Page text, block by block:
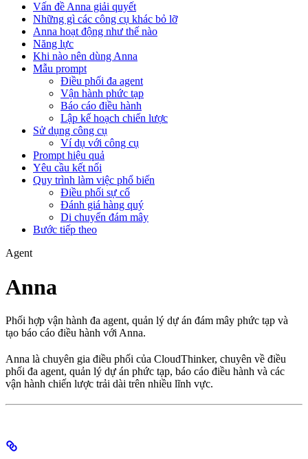
Vấn đề Anna giải quyết
Những gì các công cụ khác bỏ lỡ
Anna hoạt động như thế nào
Năng lực
Khi nào nên dùng Anna
Mẫu prompt
Điều phối đa agent
Vận hành phức tạp
Báo cáo điều hành
Lập kế hoạch chiến lược
Sử dụng công cụ
Ví dụ với công cụ
Prompt hiệu quả
Yêu cầu kết nối
Quy trình làm việc phổ biến
Điều phối sự cố
Đánh giá hàng quý
Di chuyển đám mây
Bước tiếp theo
Agent
Anna
Phối hợp vận hành đa agent, quản lý dự án đám mây phức tạp và
tạo báo cáo điều hành với Anna.
Anna là chuyên gia điều phối của CloudThinker, chuyên về điều
phối đa agent, quản lý dự án phức tạp, báo cáo điều hành và các
vận hành chiến lược trải dài trên nhiều lĩnh vực.